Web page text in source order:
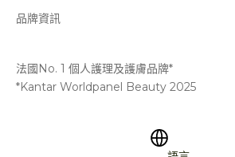
品牌資訊
法國No. 1 個人護理及護膚品牌*
*Kantar Worldpanel Beauty 2025